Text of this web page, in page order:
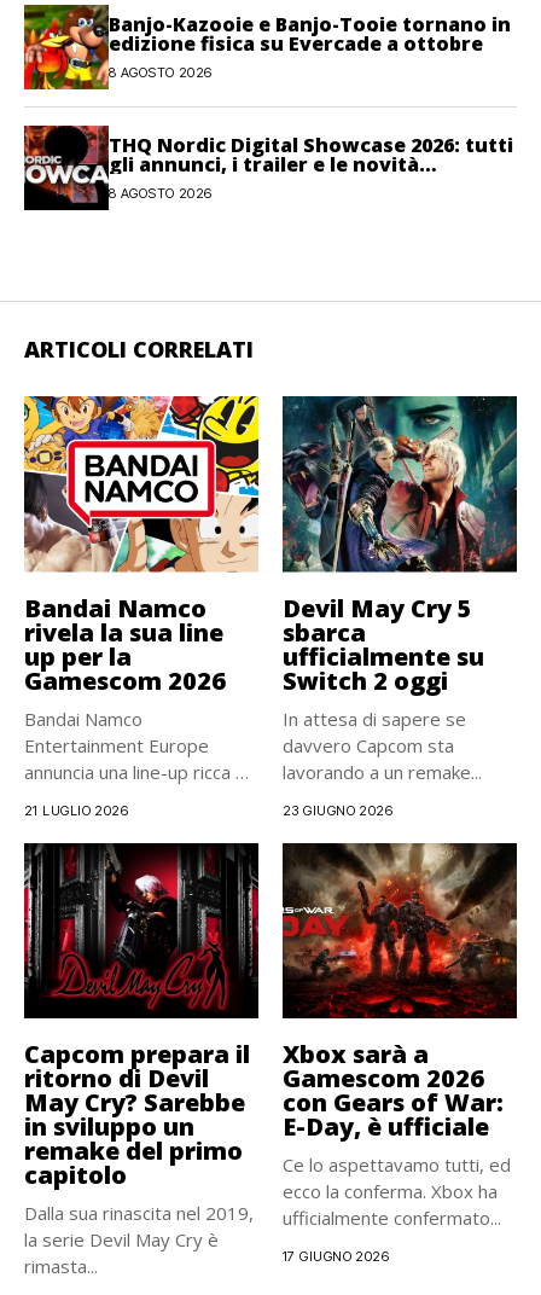
Banjo-Kazooie e Banjo-Tooie tornano in
edizione fisica su Evercade a ottobre
8 AGOSTO 2026
THQ Nordic Digital Showcase 2026: tutti
gli annunci, i trailer e le novità
dell’evento
8 AGOSTO 2026
ARTICOLI CORRELATI
Bandai Namco
rivela la sua line
up per la
Gamescom 2026
Bandai Namco
Entertainment Europe
annuncia una line-up ricca di
21 LUGLIO 2026
Devil May Cry 5
sbarca
ufficialmente su
Switch 2 oggi
In attesa di sapere se
davvero Capcom sta
lavorando a un remake...
23 GIUGNO 2026
Capcom prepara il
ritorno di Devil
May Cry? Sarebbe
in sviluppo un
remake del primo
capitolo
Dalla sua rinascita nel 2019,
la serie Devil May Cry è
rimasta...
Xbox sarà a
Gamescom 2026
con Gears of War:
E-Day, è ufficiale
Ce lo aspettavamo tutti, ed
ecco la conferma. Xbox ha
ufficialmente confermato...
17 GIUGNO 2026